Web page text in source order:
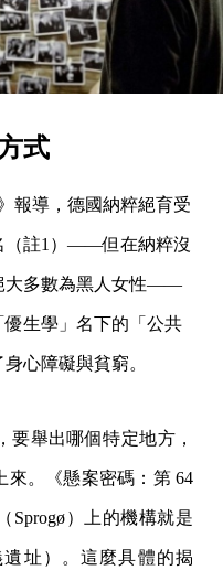
式
報導，德國納粹絕育受
（註1）——但在納粹沒
大多數為黑人女性——
生學」名下的「公共
心障礙與貧窮。
要舉出哪個特定地方，
來。《懸案密碼：第 64
Sprogø）上的機構就是
址）。這麼具體的揭